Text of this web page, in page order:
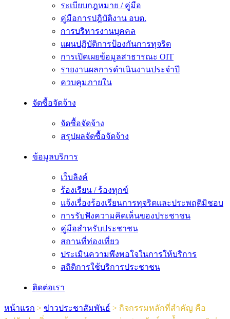
ระเบียบกฎหมาย / คู่มือ
คู่มือการปฎิบัติงาน อบต.
การบริหารงานบุคคล
แผนปฏิบัติการป้องกันการทุจริต
การเปิดเผยข้อมูลสาธารณะ OIT
รายงานผลการดำเนินงานประจำปี
ควบคุมภายใน
จัดซื้อจัดจ้าง
จัดซื้อจัดจ้าง
สรุปผลจัดซื้อจัดจ้าง
ข้อมูลบริการ
เว็บลิงค์
ร้องเรียน / ร้องทุกข์
แจ้งเรื่องร้องเรียนการทุจริตและประพฤติมิชอบ
การรับฟังความคิดเห็นของประชาชน
คู่มือสำหรับประชาชน
สถานที่ท่องเที่ยว
ประเมินความพึงพอใจในการให้บริการ
สถิติการใช้บริการประชาชน
ติดต่อเรา
หน้าแรก > ข่าวประชาสัมพันธ์ > กิจกรรมหลักที่สำคัญ คือ